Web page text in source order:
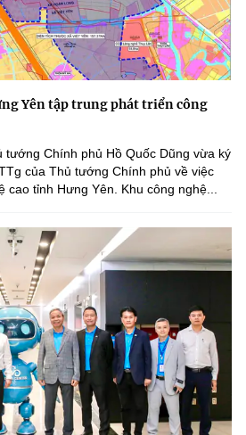
Yên tập trung phát triển công
tướng Chính phủ Hồ Quốc Dũng vừa ký
của Thủ tướng Chính phủ về việc
cao tỉnh Hưng Yên. Khu công nghệ...